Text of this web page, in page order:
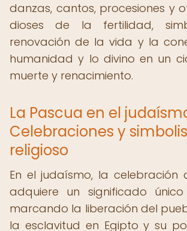
danzas, cantos, procesiones y
dioses de la fertilidad,
renovación de la vida y la
humanidad y lo divino en un
muerte y renacimiento.
La Pascua en el
Celebraciones y
religioso
En el judaísmo, la celebración
adquiere un significado
marcando la liberación del
la esclavitud en Egipto y su